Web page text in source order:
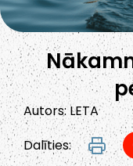
Autors: LETA
Dalīties: